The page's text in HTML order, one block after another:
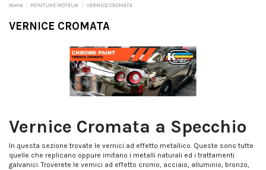
Home PEINTURE MOTEUR VERNICE CROMATA
VERNICE CROMATA
Vernice Cromata a Specchio
In questa sezione trovate le vernici ad effetto metallico. Queste sono tutte
quelle che replicano oppure imitano i metalli naturali ed i trattamenti
galvanici. Troverete le vernici ad effetto cromo, acciaio, alluminio, bronzo,